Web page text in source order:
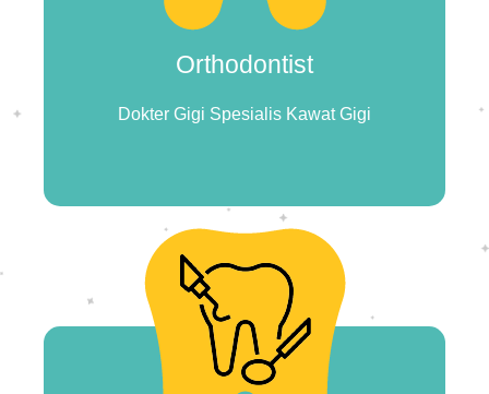
Orthodontist
Dokter Gigi Spesialis Kawat Gigi